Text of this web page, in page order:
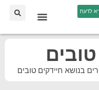
לדעת
בנושא חיידקים טובים